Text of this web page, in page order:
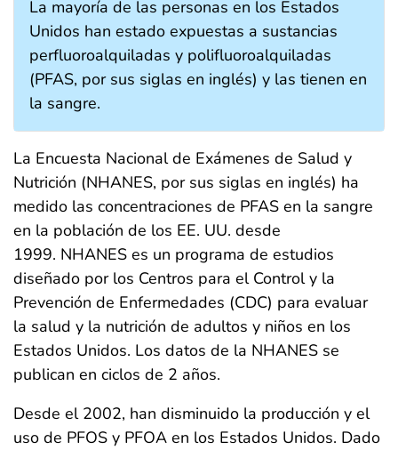
La mayoría de las personas en los Estados
Unidos han estado expuestas a sustancias
perfluoroalquiladas y polifluoroalquiladas
(PFAS, por sus siglas en inglés) y las tienen en
la sangre.
La Encuesta Nacional de Exámenes de Salud y
Nutrición (NHANES, por sus siglas en inglés) ha
medido las concentraciones de PFAS en la sangre
en la población de los EE. UU. desde
1999. NHANES es un programa de estudios
diseñado por los Centros para el Control y la
Prevención de Enfermedades (CDC) para evaluar
la salud y la nutrición de adultos y niños en los
Estados Unidos. Los datos de la NHANES se
publican en ciclos de 2 años.
Desde el 2002, han disminuido la producción y el
uso de PFOS y PFOA en los Estados Unidos. Dado